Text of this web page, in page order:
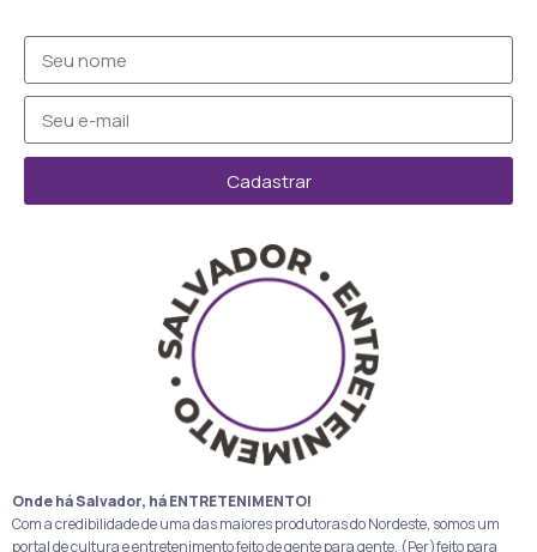
Cadastrar
Onde há Salvador, há ENTRETENIMENTO!
Com a credibilidade de uma das maiores produtoras do Nordeste, somos um
portal de cultura e entretenimento feito de gente para gente. (Per)feito para